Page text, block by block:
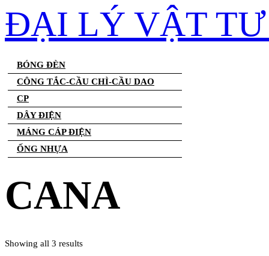
ĐẠI LÝ VẬT TƯ
BÓNG ĐÈN
CÔNG TẮC-CẦU CHÌ-CẦU DAO
CP
DÂY ĐIỆN
MÁNG CÁP ĐIỆN
ỐNG NHỰA
CANA
Showing all 3 results